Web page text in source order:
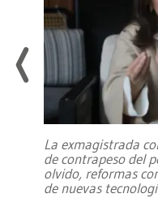
La exmagistrada
de contrapeso del
olvido, reformas
de nuevas